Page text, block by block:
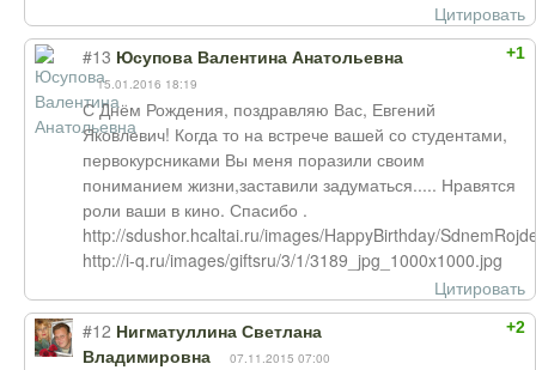
Цитировать
+1
#13 Юсупова Валентина Анатольевна
15.01.2016 18:19
С Днём Рождения, поздравляю Вас, Евгений
Яковлевич! Когда то на встрече вашей со студентами,
первокурсниками Вы меня поразили своим
пониманием жизни,заставили задуматься..... Нравятся
роли ваши в кино. Спасибо .
http://sdushor.hcaltai.ru/images/HappyBirthday/
http://i-q.ru/images/giftsru/3/1/3189_jpg_1000x1000.jpg
Цитировать
+2
#12 Нигматуллина Светлана
Владимировна
07.11.2015 07:00